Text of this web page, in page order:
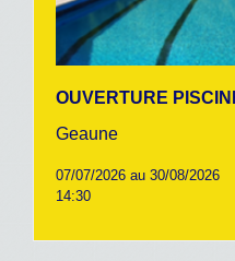
OUVERTURE
Geaune
07/07/2026 au 30/08/2026
14:30